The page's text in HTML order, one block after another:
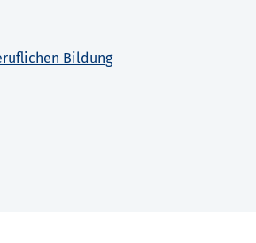
Bildung